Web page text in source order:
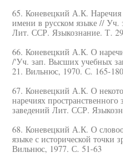
65. Коневецкий А.К.
имени в русском языке //
Лит. ССР. Языкознание. Т.
66. Коневецкий А.К. О
/'Уч. зап. Высших учебных
21. Вильнюс, 1970. С. 165-180
67. Коневецкий А.К. О
наречиях
заведений Лит. ССР.
68. Коневецкий А.К. О
языке с исторической точки
Вильнюс, 1977. С. 51-63